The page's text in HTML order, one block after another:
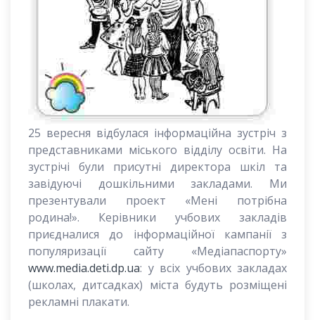
25 вересня відбулася інформаційна зустріч з
представниками міського відділу освіти. На
зустрічі були присутні директора шкіл та
завідуючі дошкільними закладами. Ми
презентували проект «Мені потрібна
родина!». Керівники учбових закладів
приєдналися до інформаційної кампанії з
популяризації сайту «Медіапаспорту»
www.media.deti.dp.ua: у всіх учбових закладах
(школах, дитсадках) міста будуть розміщені
рекламні плакати.